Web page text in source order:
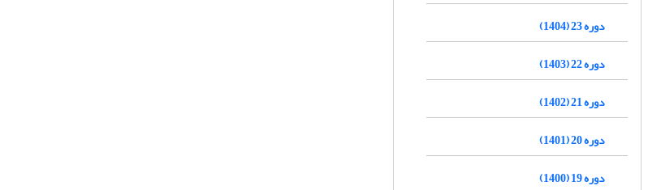
دوره 23 (1404)
دوره 22 (1403)
دوره 21 (1402)
دوره 20 (1401)
دوره 19 (1400)